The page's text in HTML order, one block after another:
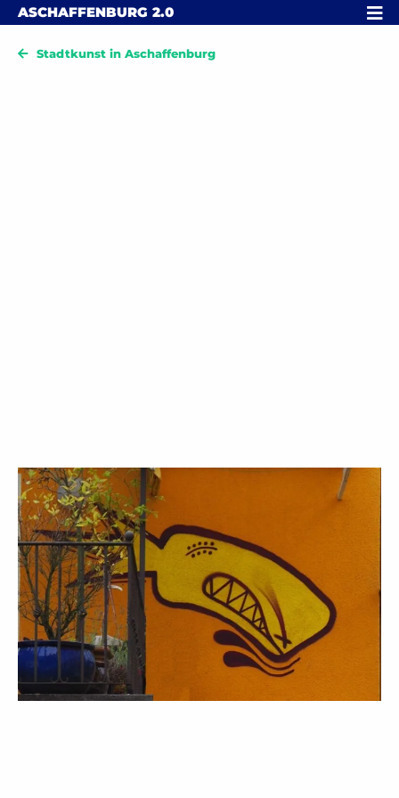
Skip to content
ASCHAFFENBURG 2.0 MENÜ
Stadtkunst in Aschaffenburg